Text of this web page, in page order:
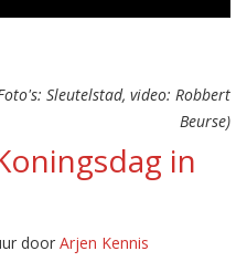
Sleutelstad, video: Robbert
Beurse)
in
door Arjen Kennis